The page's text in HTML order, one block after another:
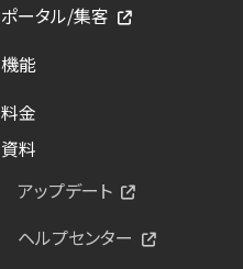
ポータル/集客
機能
料金
資料
アップデート
ヘルプセンター